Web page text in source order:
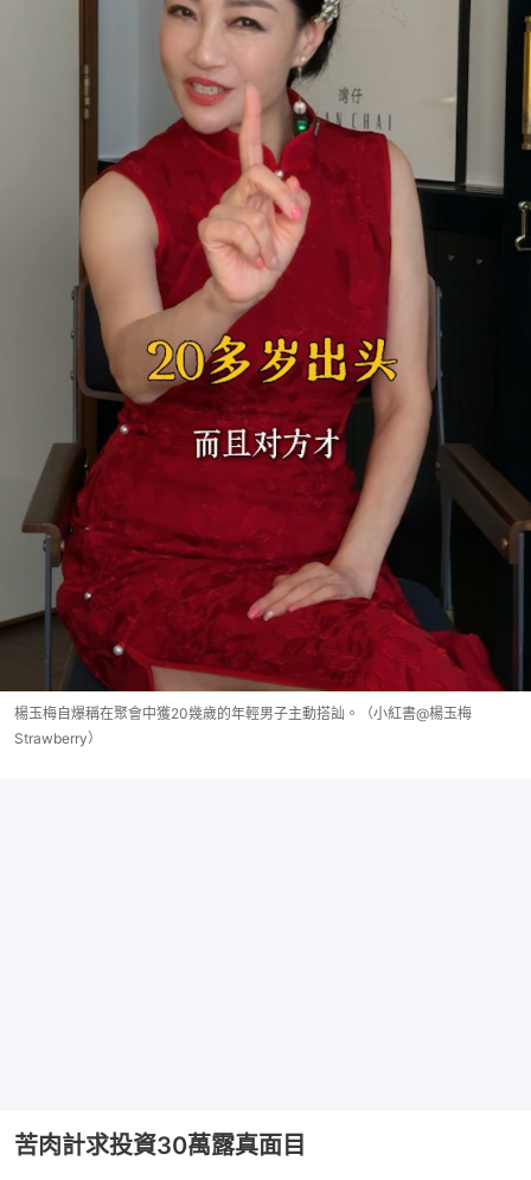
楊玉梅自爆稱在聚會中獲20幾歲的年輕男子主動搭訕。（小紅書@楊玉梅
Strawberry）
苦肉計求投資30萬露真面目